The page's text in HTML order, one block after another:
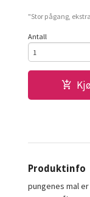
"Stor pågang,
Antall
Produktinfo
pungenes mal